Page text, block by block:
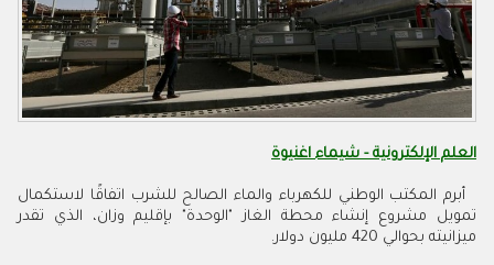
العلم الإلكترونية - شيماء‭ ‬اغنيوة
أبرم المكتب الوطني للكهرباء والماء الصالح للشرب اتفاقًا لاستكمال
تمويل مشروع إنشاء محطة الغاز "الوحدة" بإقليم وزان، الذي تقدر
ميزانيته بحوالي 420 مليون دولار.